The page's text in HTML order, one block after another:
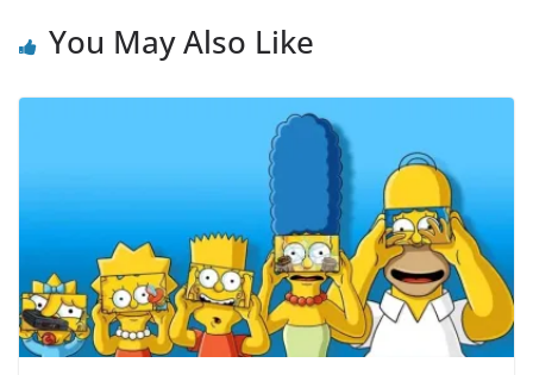
You May Also Like